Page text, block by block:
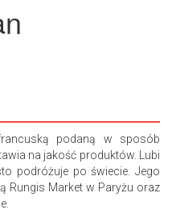
podaną w sposób
na jakość produktów. Lubi
podróżuje po świecie. Jego
Rungis Market w Paryżu oraz